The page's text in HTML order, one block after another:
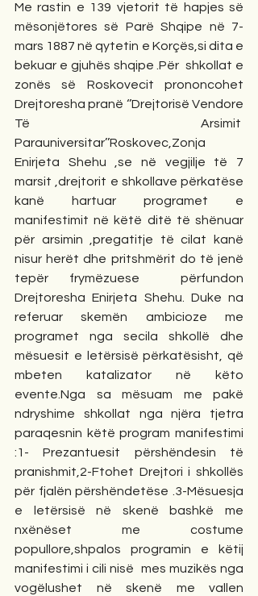
Me rastin e 139 vjetorit të hapjes së
mësonjëtores së Parë Shqipe në 7-
mars 1887 në qytetin e Korçës,si dita e
bekuar e gjuhës shqipe .Për  shkollat e
zonës së Roskovecit prononcohet
Drejtoresha pranë ‘’Drejtorisë Vendore
Të Arsimit
Parauniversitar’’Roskovec,Zonja
Enirjeta Shehu ,se në vegjilje të 7
marsit ,drejtorit e shkollave përkatëse
kanë hartuar programet e
manifestimit në këtë ditë të shënuar
për arsimin ,pregatitje të cilat kanë
nisur herët dhe pritshmërit do të jenë
tepër frymëzuese  përfundon
Drejtoresha Enirjeta Shehu. Duke na
referuar skemën ambicioze me
programet nga secila shkollë dhe
mësuesit e letërsisë përkatësisht, që
mbeten katalizator në këto
evente.Nga sa mësuam me pakë
ndryshime shkollat nga njëra tjetra
paraqesnin këtë program manifestimi
:1- Prezantuesit përshëndesin të
pranishmit,2-Ftohet Drejtori i shkollës
për fjalën përshëndetëse .3-Mësuesja
e letërsisë në skenë bashkë me
nxënëset me costume
popullore,shpalos programin e këtij
manifestimi i cili nisë  mes muzikës nga
vogëlushet në skenë me vallen